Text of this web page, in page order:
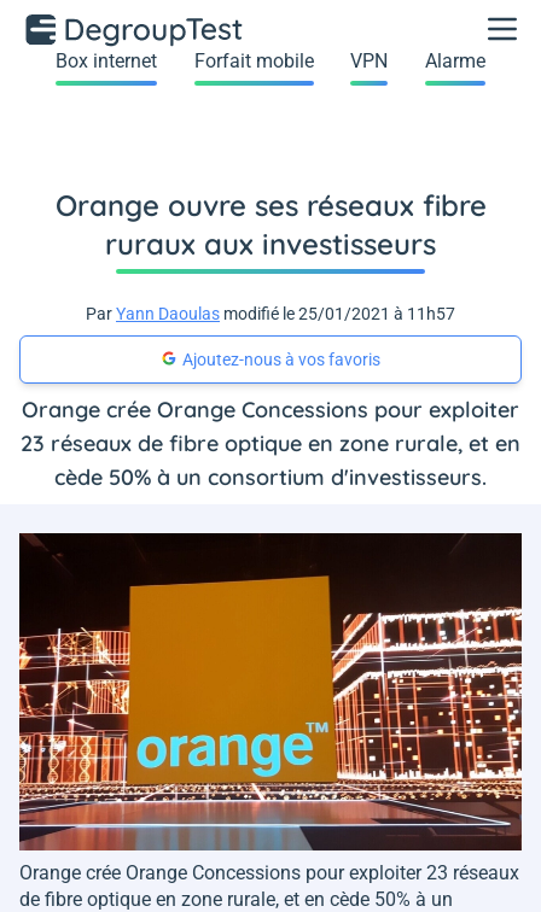
Box internet Forfait mobile VPN Alarme
Orange ouvre ses réseaux fibre
ruraux aux investisseurs
ParYann Daoulas modifié le 25/01/2021 à 11h57
Ajoutez-nous à vos favoris
Orange crée Orange Concessions pour exploiter
23 réseaux de fibre optique en zone rurale, et en
cède 50% à un consortium d'investisseurs.
Orange crée Orange Concessions pour exploiter 23 réseaux
de fibre optique en zone rurale, et en cède 50% à un